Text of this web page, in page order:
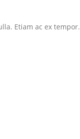
Etiam ac ex tempor.